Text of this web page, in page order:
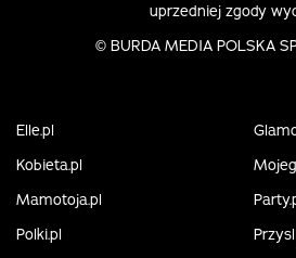
uprzedniej zgody
© BURDA MEDIA POLSKA
Elle.pl
Kobieta.pl
Mamotoja.pl
Polki.pl